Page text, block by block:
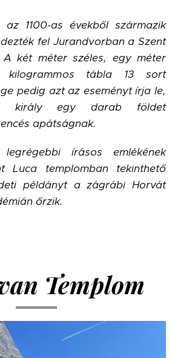
1100-as évekből származik
fel Jurandvorban a Szent
A két méter széles, egy méter
tábla 13 sort
pedig azt az eseményt írja le,
király egy darab földet
apátságnak.
írásos emlékének
Luca templomban tekinthető
példányt a zágrábi Horvát
őrzik.
Templom